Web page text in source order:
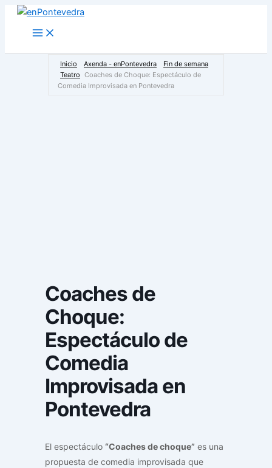
Main
Menu
Inicio Axenda - enPontevedra
Fin de semana
Teatro Coaches de Choque: Espectáculo de
Comedia Improvisada en Pontevedra
Coaches de
Choque:
Espectáculo de
Comedia
Improvisada en
Pontevedra
El espectáculo “Coaches de choque” es una
propuesta de comedia improvisada que